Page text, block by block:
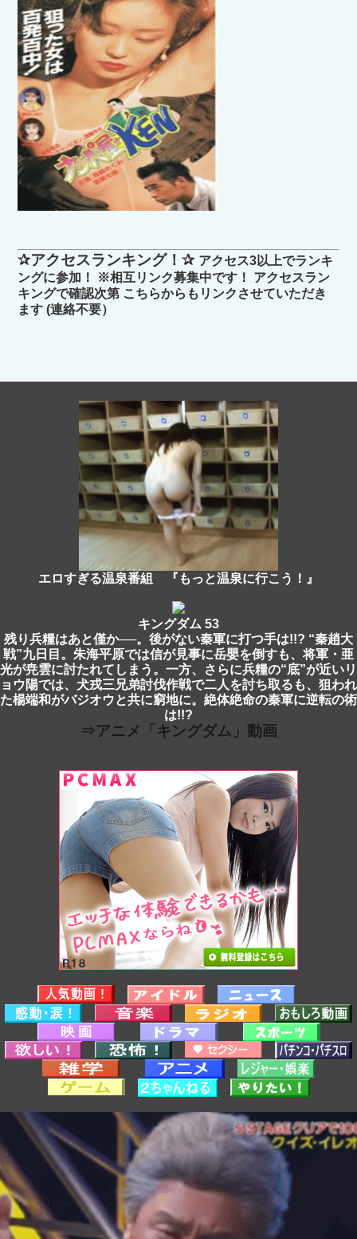
✰アクセスランキング！✰ アクセス3以上でランキ
ングに参加！ ※相互リンク募集中です！ アクセスラン
キングで確認次第 こちらからもリンクさせていただき
ます (連絡不要）
エロすぎる温泉番組 『もっと温泉に行こう！』
キングダム 53
残り兵糧はあと僅か──。後がない秦軍に打つ手は!!? “秦趙大
戦”九日目。朱海平原では信が見事に岳嬰を倒すも、将軍・亜
光が尭雲に討たれてしまう。一方、さらに兵糧の“底”が近いリ
ョウ陽では、犬戎三兄弟討伐作戦で二人を討ち取るも、狙われ
た楊端和がバジオウと共に窮地に。絶体絶命の秦軍に逆転の術
は!!?
⇒アニメ「キングダム」動画